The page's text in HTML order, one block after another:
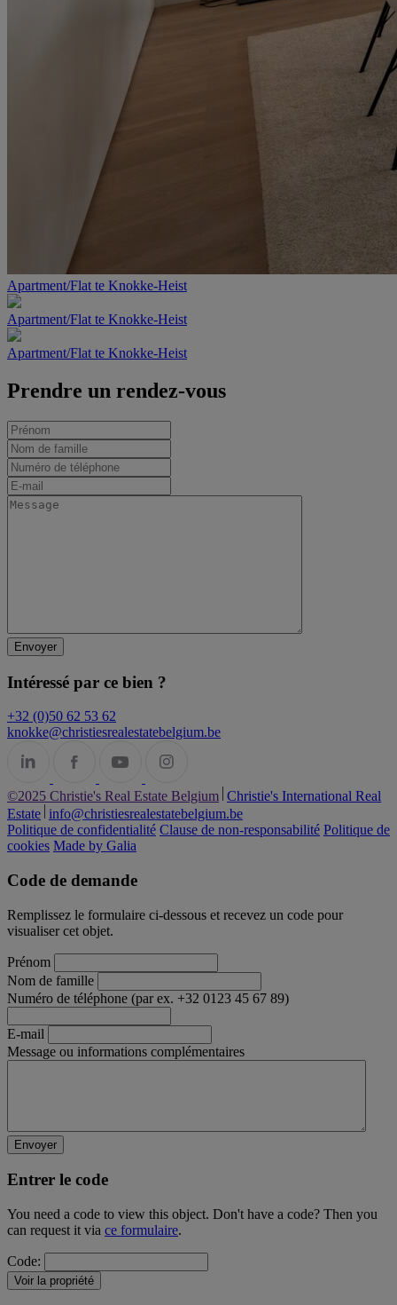
Apartment/Flat te Knokke-Heist
Apartment/Flat te Knokke-Heist
Apartment/Flat te Knokke-Heist
Prendre un rendez-vous
Intéressé par ce bien ?
+32 (0)50 62 53 62
knokke@christiesrealestatebelgium.be
©2025 Christie's Real Estate Belgium Christie's International Real
Estate info@christiesrealestatebelgium.be
Politique de confidentialité Clause de non-responsabilité Politique de
cookies Made by Galia
Code de demande
Remplissez le formulaire ci-dessous et recevez un code pour
visualiser cet objet.
Prénom
Nom de famille
Numéro de téléphone (par ex. +32 0123 45 67 89)
E-mail
Message ou informations complémentaires
Entrer le code
You need a code to view this object. Don't have a code? Then you
can request it via ce formulaire.
Code: